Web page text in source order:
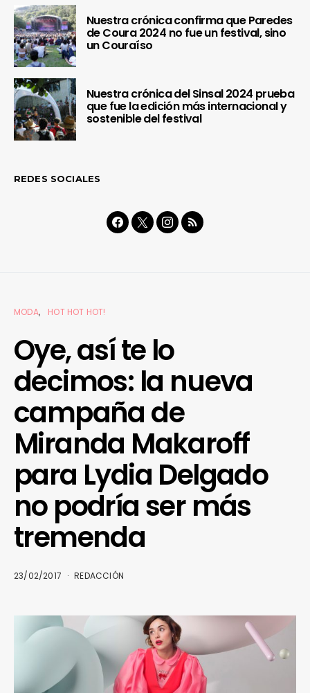
Nuestra crónica confirma que Paredes
de Coura 2024 no fue un festival, sino
un Couraíso
Nuestra crónica del Sinsal 2024 prueba
que fue la edición más internacional y
sostenible del festival
REDES SOCIALES
MODA HOT HOT HOT!
Oye, así te lo
decimos: la nueva
campaña de
Miranda Makaroff
para Lydia Delgado
no podría ser más
tremenda
23/02/2017 REDACCIÓN